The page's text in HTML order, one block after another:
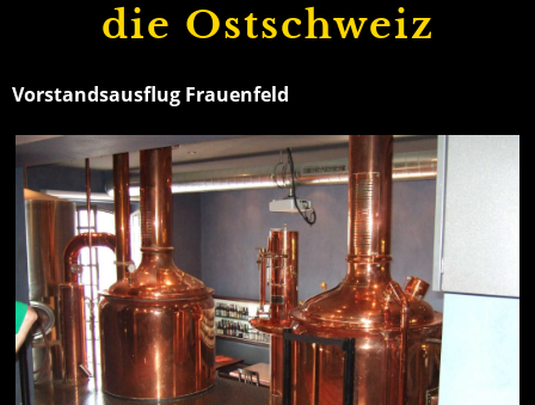
die Ostschweiz
Vorstandsausflug Frauenfeld